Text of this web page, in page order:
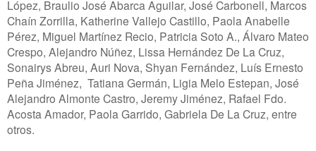
López, Braulio José Abarca Aguilar, José Carbonell, Marcos
Chaín Zorrilla, Katherine Vallejo Castillo, Paola Anabelle
Pérez, Miguel Martínez Recio, Patricia Soto A., Álvaro Mateo
Crespo, Alejandro Núñez, Lissa Hernández De La Cruz,
Sonairys Abreu, Auri Nova, Shyan Fernández, Luís Ernesto
Peña Jiménez, Tatiana Germán, Ligia Melo Estepan, José
Alejandro Almonte Castro, Jeremy Jiménez, Rafael Fdo.
Acosta Amador, Paola Garrido, Gabriela De La Cruz, entre
otros.